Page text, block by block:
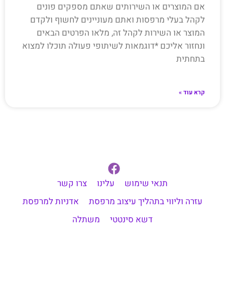
אם המוצרים או השירותים שאתם מספקים פונים
לקהל בעלי מרפסות ואתם מעוניינים לחשוף ולקדם
המוצר או השירות לקהל זה, מלאו הפרטים הבאים
ונחזור אליכם *דוגמאות לשיתופי פעולה תוכלו למצוא
בתחתית
קרא עוד »
תנאי שימוש עלינו
צרו קשר
עזרה וליווי בתהליך עיצוב מרפסת
אדניות למרפסת
דשא סינטטי
משתלה